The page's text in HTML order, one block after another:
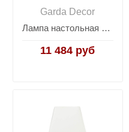
Garda Decor
Лампа настольная (белый абажур) 22-86642
11 484 руб